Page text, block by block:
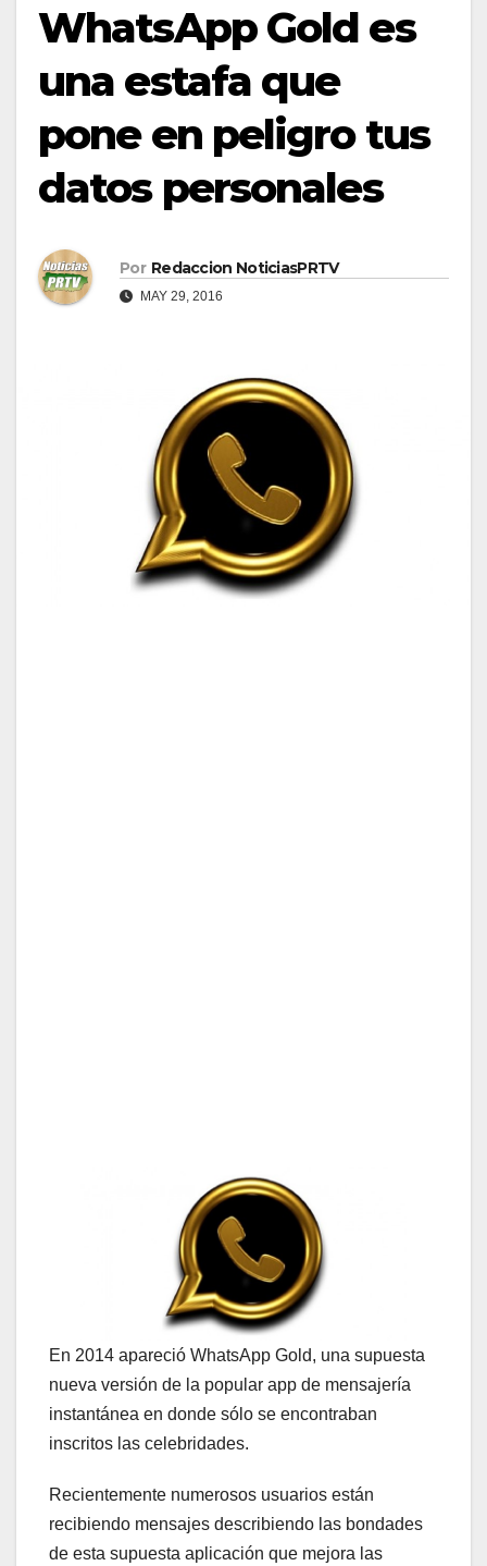
WhatsApp Gold es
una estafa que
pone en peligro tus
datos personales
Por Redaccion NoticiasPRTV
MAY 29, 2016
En 2014 apareció WhatsApp Gold, una supuesta
nueva versión de la popular app de mensajería
instantánea en donde sólo se encontraban
inscritos las celebridades.
Recientemente numerosos usuarios están
recibiendo mensajes describiendo las bondades
de esta supuesta aplicación que mejora las